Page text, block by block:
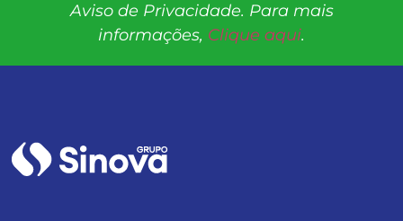
Aviso de Privacidade. Para mais
informações, Clique aqui.